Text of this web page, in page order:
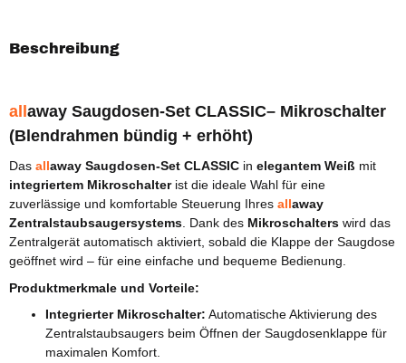
Beschreibung
all away Saugdosen-Set CLASSIC– Mikroschalter
(Blendrahmen bündig + erhöht)
Das allaway Saugdosen-Set CLASSIC in elegantem Weiß mit
integriertem Mikroschalterist die ideale Wahl für eine
zuverlässige und komfortable Steuerung Ihres allaway
Zentralstaubsaugersystems . Dank des Mikroschalters wird das
Zentralgerät automatisch aktiviert, sobald die Klappe der Saugdose
geöffnet wird – für eine einfache und bequeme Bedienung.
Produktmerkmale und Vorteile:
Integrierter Mikroschalter: Automatische Aktivierung des
Zentralstaubsaugers beim Öffnen der Saugdosenklappe für
maximalen Komfort.